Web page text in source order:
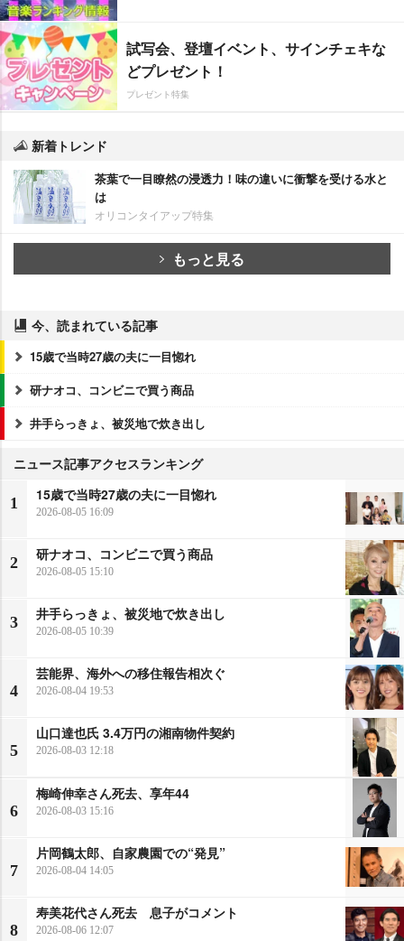
試写会、登壇イベント、サインチェキな
どプレゼント！
プレゼント特集
新着トレンド
茶葉で一目瞭然の浸透力！味の違いに衝撃を受ける水と
は
オリコンタイアップ特集
もっと見る
今、読まれている記事
15歳で当時27歳の夫に一目惚れ
研ナオコ、コンビニで買う商品
井手らっきょ、被災地で炊き出し
ニュース記事アクセスランキング
1
15歳で当時27歳の夫に一目惚れ
2026-08-05 16:09
2
研ナオコ、コンビニで買う商品
2026-08-05 15:10
3
井手らっきょ、被災地で炊き出し
2026-08-05 10:39
4
芸能界、海外への移住報告相次ぐ
2026-08-04 19:53
5
山口達也氏 3.4万円の湘南物件契約
2026-08-03 12:18
6
梅崎伸幸さん死去、享年44
2026-08-03 15:16
7
片岡鶴太郎、自家農園での“発見”
2026-08-04 14:05
8
寿美花代さん死去 息子がコメント
2026-08-06 12:07